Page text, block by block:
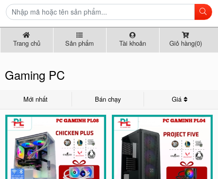
Trang chủ Sản phẩm Tài khoản Giỏ hàng(0)
Gaming PC
Mới nhất Bán chạy Giá